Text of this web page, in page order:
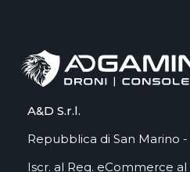
A&D S.r.l.
Repubblica di San Marino -
Iscr. al Reg. eCommerce